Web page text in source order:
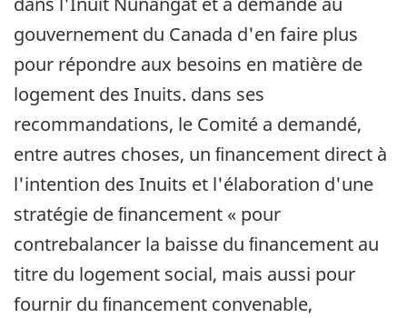
gouvernement du Canada d'en faire plus
pour répondre aux besoins en matière de
logement des Inuits. dans ses
recommandations, le Comité a demandé,
entre autres choses, un ﬁnancement direct à
l'intention des Inuits et l'élaboration d'une
stratégie de ﬁnancement « pour
contrebalancer la baisse du ﬁnancement au
titre du logement social, mais aussi pour
fournir du ﬁnancement convenable,